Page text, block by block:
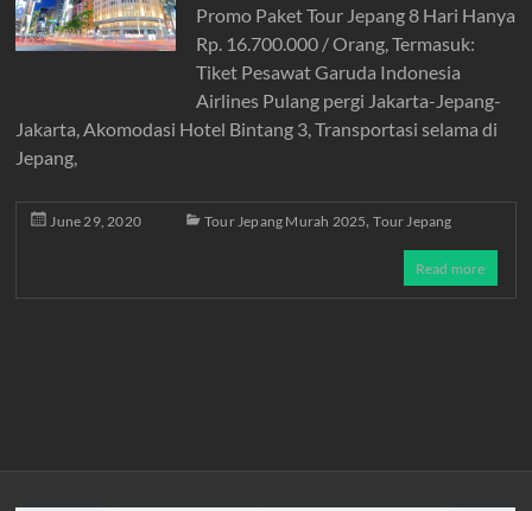
Promo Paket Tour Jepang 8 Hari Hanya
Rp. 16.700.000 / Orang, Termasuk:
Tiket Pesawat Garuda Indonesia
Airlines Pulang pergi Jakarta-Jepang-
Jakarta, Akomodasi Hotel Bintang 3, Transportasi selama di
Jepang,
June 29, 2020 Tour Jepang Murah 2025,Tour Jepang
Read more